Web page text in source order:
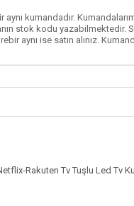
kumandadır.
stok kodu
aynı ise satın alınız.
Rakuten Tv Tuşlu Led Tv